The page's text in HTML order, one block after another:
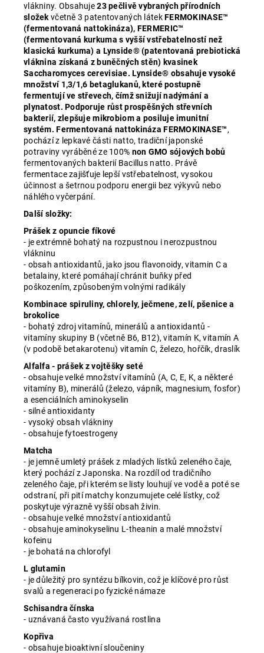
vlákniny. Obsahuje23 pečlivě vybraných přírodních
složek včetně 3 patentovaných látekFERMOKINASE™
(fermentovaná nattokináza), FERMERIC™
(fermentovaná kurkuma s vyšší vstřebatelností než
klasická kurkuma) a Lynside® (patentovaná prebiotická
vláknina získaná z buněčných stěn) kvasinek
Saccharomyces cerevisiae. Lynside® obsahuje vysoké
množství 1,3/1,6 betaglukanů, které postupně
fermentují ve střevech, čímž snižují nadýmání a
plynatost. Podporuje růst prospěšných střevních
bakterií, zlepšuje mikrobiom a posiluje imunitní
systém. Fermentovaná nattokináza FERMOKINASE™,
pochází z lepkavé části natto, tradiční japonské
potraviny vyráběné ze 100% non GMO sójových bobů
fermentovaných bakterií Bacillus natto. Právě
fermentace zajišťuje lepší vstřebatelnost, vysokou
účinnost a šetrnou podporu energii bez výkyvů nebo
náhlého vyčerpání.
Další složky:
Prášek z opuncie fíkové
- je extrémně bohatý na rozpustnou i nerozpustnou
vlákninu
- obsah antioxidantů, jako jsou flavonoidy, vitamin C a
betalainy, které pomáhají chránit buňky před
poškozením, způsobeným volnými radikály
Kombinace spiruliny, chlorely, ječmene, zelí, pšenice a
brokolice
- bohatý zdroj vitamínů, minerálů a antioxidantů -
vitamíny skupiny B (včetně B6, B12), vitamín K, vitamín A
(v podobě betakarotenu) vitamín C, železo, hořčík, draslík
Alfalfa - prášek z vojtěšky seté
- obsahuje velké množství vitamínů (A, C, E, K, a některé
vitamíny B), minerálů (železo, vápník, magnesium, fosfor)
a esenciálních aminokyselin
- silné antioxidanty
- vysoký obsah vlákniny
- obsahuje fytoestrogeny
Matcha
- je jemně umletý prášek z mladých lístků zeleného čaje,
který pochází z Japonska. Na rozdíl od tradičního
zeleného čaje, při kterém se listy louhují ve vodě a poté se
odstraní, při pití matchy konzumujete celé lístky, což
poskytuje výrazně vyšší obsah živin.
- obsahuje velké množství antioxidantů
- obsahuje aminokyselinu L-theanin a malé množství
kofeinu
- je bohatá na chlorofyl
L glutamin
- je důležitý pro syntézu bílkovin, což je klíčové pro růst
svalů a regeneraci po fyzické námaze
Schisandra čínska
- uznávaná často využívaná rostlina
Kopřiva
- obsahuje bioaktivní sloučeniny